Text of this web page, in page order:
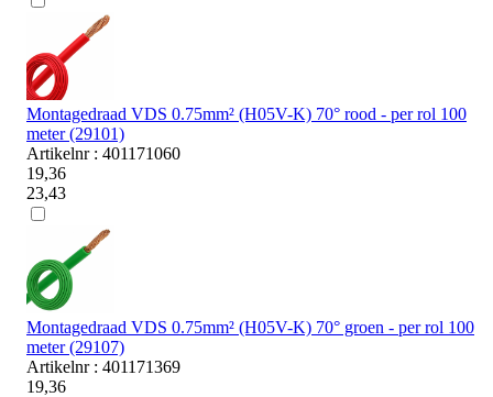
Montagedraad VDS 0.75mm² (H05V-K) 70° rood - per rol 100
meter (29101)
Artikelnr : 401171060
19,36
23,43
Montagedraad VDS 0.75mm² (H05V-K) 70° groen - per rol 100
meter (29107)
Artikelnr : 401171369
19,36